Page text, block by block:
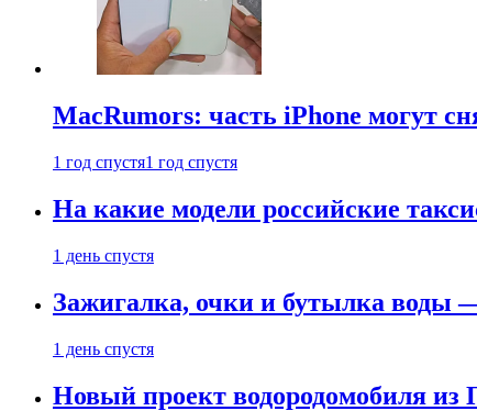
MacRumors: часть iPhone могут
1 год спустя1 год спустя
На какие модели российские
1 день спустя
Зажигалка, очки и бутылка воды
1 день спустя
Новый проект водородомобиля